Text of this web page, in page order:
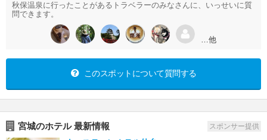
秋保温泉に行ったことがあるトラベラーのみなさんに、いっせいに質
問できます。
…他
このスポットについて質問する
宮城のホテル 最新情報 スポンサー提供